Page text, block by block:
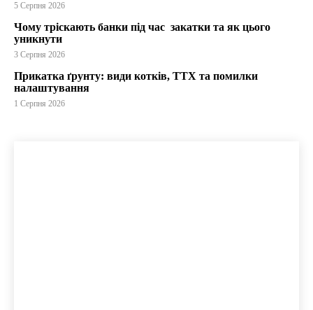
5 Серпня 2026
Чому тріскають банки під час закатки та як цього
уникнути
3 Серпня 2026
Прикатка ґрунту: види котків, ТТХ та помилки
налаштування
1 Серпня 2026